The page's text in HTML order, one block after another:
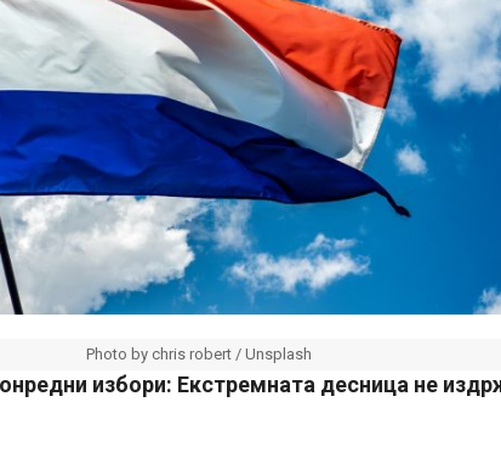
Photo by chris robert / Unsplash
избори: Екстремната десница не